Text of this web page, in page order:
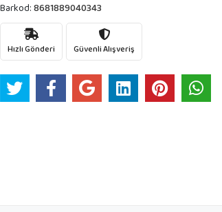
Barkod:8681889040343
Hızlı Gönderi Güvenli Alışveriş